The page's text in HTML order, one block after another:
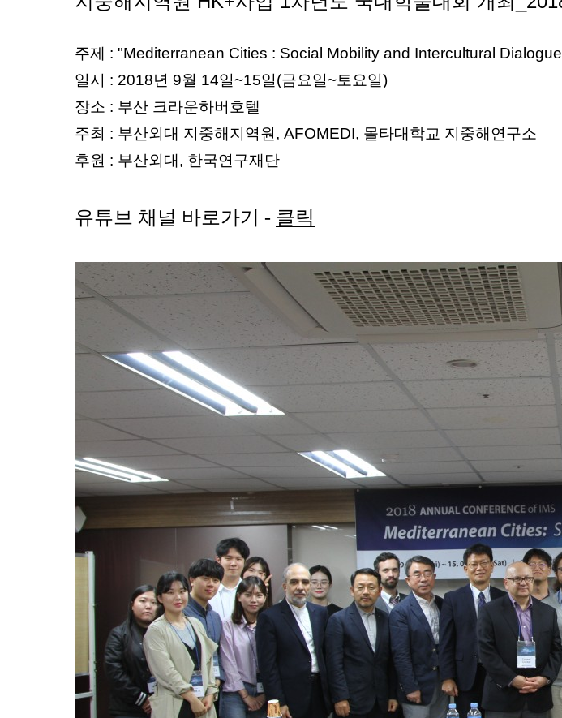
주제 : "Mediterranean Cities : Social Mobility and Intercultural
일시 : 2018년 9월 14일~15일(금요일~토요일)
장소 : 부산 크라운하버호텔
주최 : 부산외대 지중해지역원, AFOMEDI, 몰타대학교 지중해연구소
후원 : 부산외대, 한국연구재단
유튜브 채널 바로가기 - 클릭